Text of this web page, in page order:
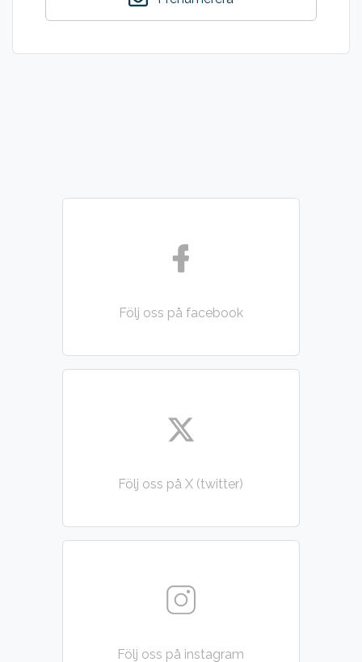
Följ oss på facebook
Följ oss på X (twitter)
Följ oss på instagram